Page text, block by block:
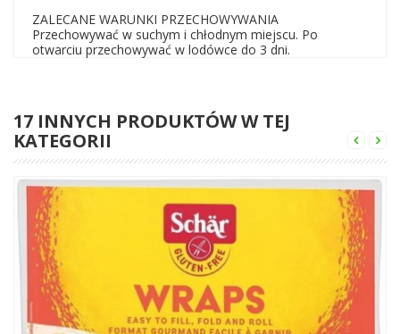
ZALECANE WARUNKI PRZECHOWYWANIA
Przechowywać w suchym i chłodnym miejscu. Po
otwarciu przechowywać w lodówce do 3 dni.
17 INNYCH PRODUKTÓW W TEJ
KATEGORII